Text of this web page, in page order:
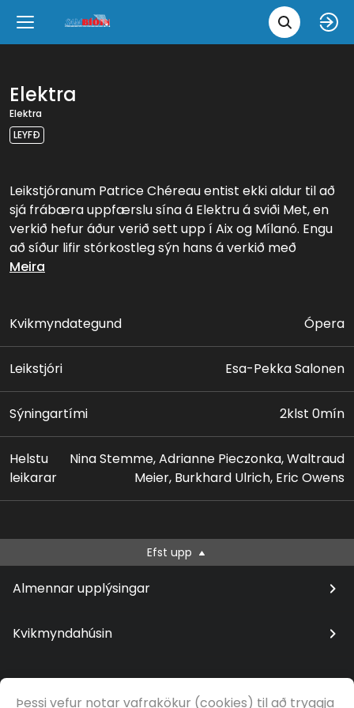
Leita
Back
Væntanlegt
Close
Nýjar myndir
Klassískar myndir
Ópera
Back
Tungumál
Close
íslenska
English
Elektra
Elektra
LEYFÐ
Leikstjóranum Patrice Chéreau entist ekki aldur til að
sjá frábæra uppfærslu sína á Elektru á sviði Met, en
verkið hefur áður verið sett upp í Aix og Mílanó. Engu
að síður lifir stórkostleg sýn hans á verkið með
sópransöng Ninu Stemme, en margir telja að engin
Waltraud Meier leikur Klýtemnestru, ógurlega móður
Elektru, en Adrianne Pieczonka og Eric Owens leika
systkini hennar. Esa-Pekka Salonen stýrir
hljómsveitinni.
Meira
Kvikmyndategund Ópera
Leikstjóri Esa-Pekka Salonen
Sýningartími 2klst 0mín
Helstu
leikarar
Nina Stemme, Adrianne Pieczonka, Waltraud
Meier, Burkhard Ulrich, Eric Owens
Efst upp
Almennar upplýsingar
Kvikmyndahúsin
© Samfilm
Þessi vefur notar vafrakökur (cookies) til að tryggja